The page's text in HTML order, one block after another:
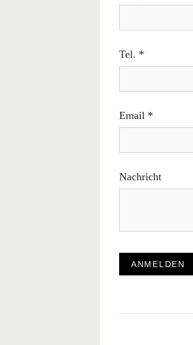
Tel. *
Email *
Nachricht
ANMELDEN